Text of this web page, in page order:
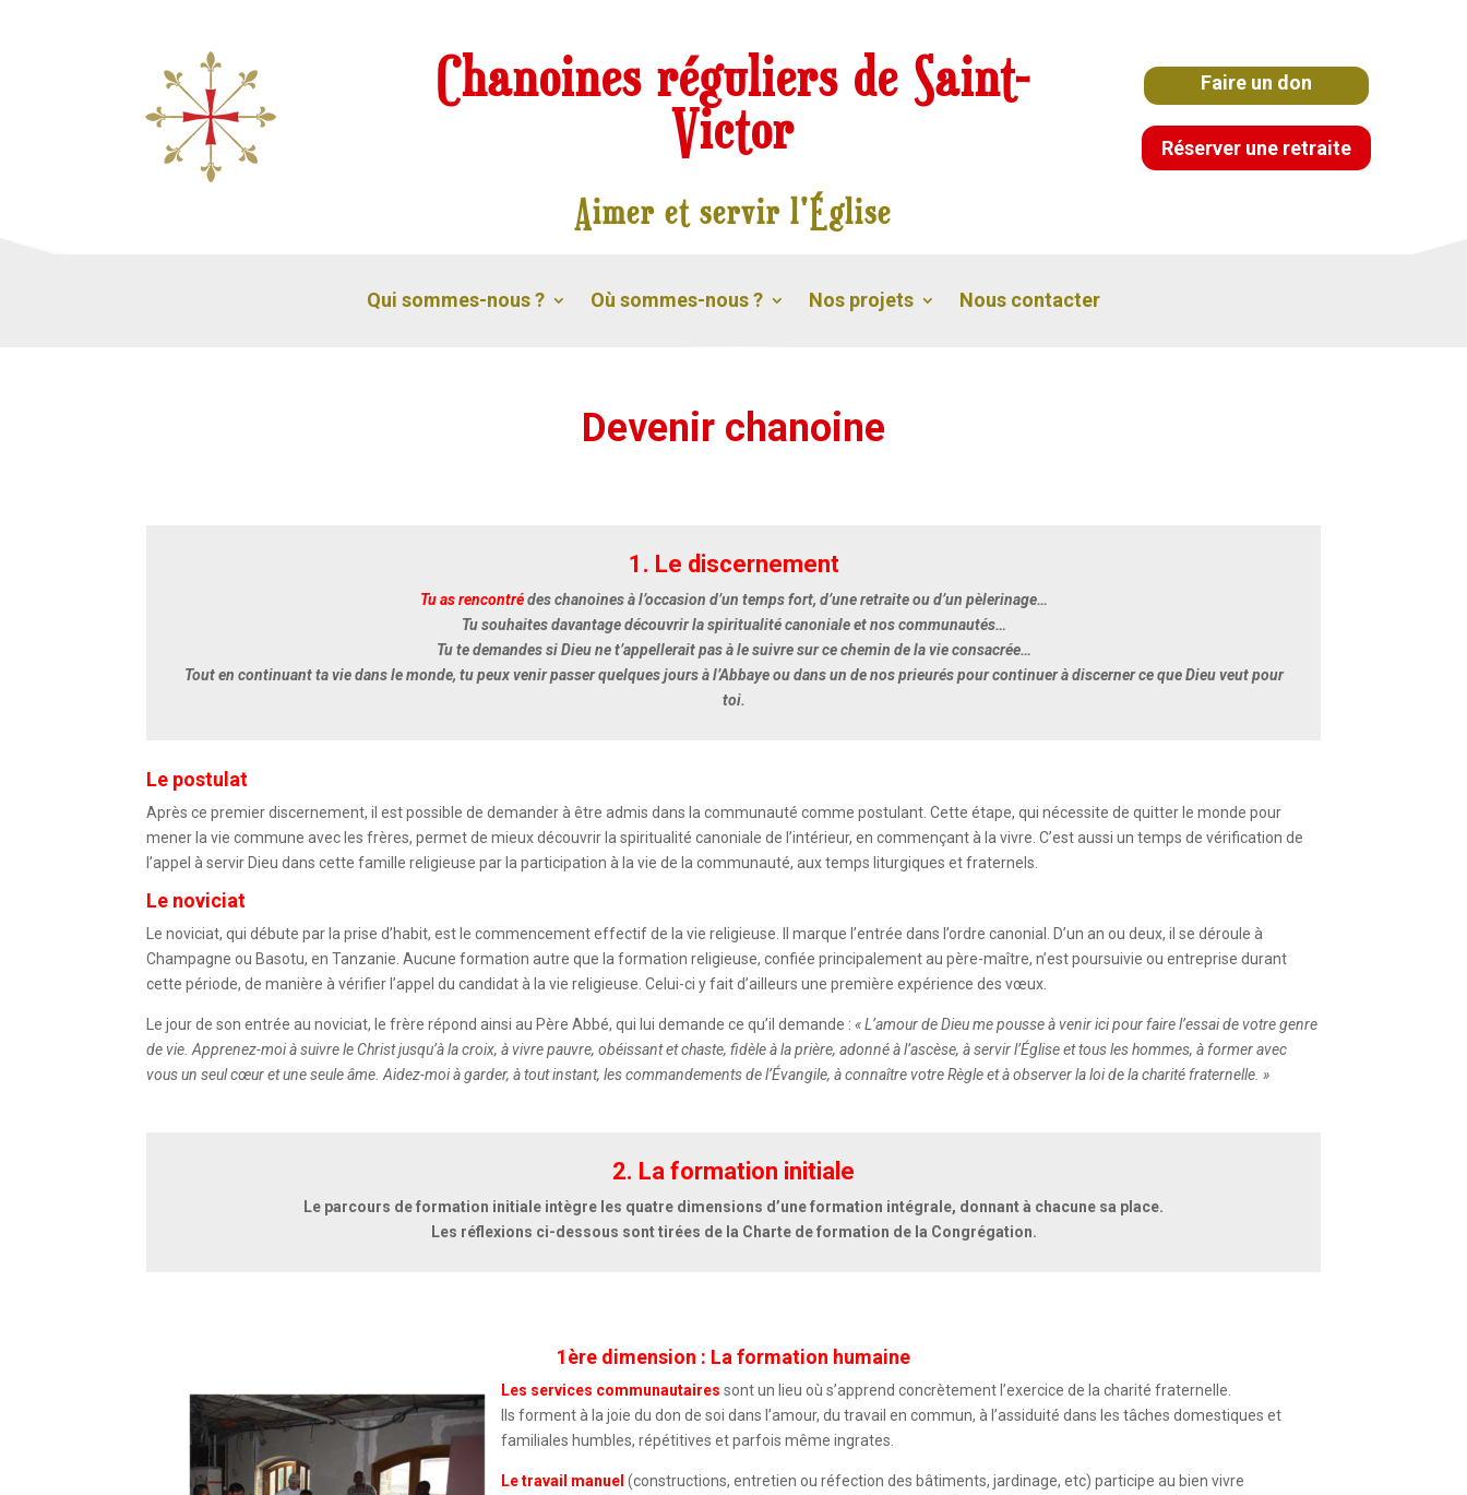
Chanoines réguliers de Saint-
Victor
Aimer et servir l'Église
Faire un don
Réserver une retraite
Qui sommes-nous ? Où sommes-nous ? Nos projets Nous contacter
Devenir chanoine
1. Le discernement
Tu as rencontrédes chanoines à l’occasion d’un temps fort, d’une retraite ou d’un pèlerinage…
Tu souhaites davantage découvrir la spiritualité canoniale et nos communautés…
Tu te demandes si Dieu ne t’appellerait pas à le suivre sur ce chemin de la vie consacrée…
Tout en continuant ta vie dans le monde, tu peux venir passer quelques jours à l’Abbaye ou dans un de nos prieurés pour continuer à discerner ce que Dieu veut pour
toi.
Le postulat
Après ce premier discernement, il est possible de demander à être admis dans la communauté comme postulant. Cette étape, qui nécessite de quitter le monde pour
mener la vie commune avec les frères, permet de mieux découvrir la spiritualité canoniale de l’intérieur, en commençant à la vivre. C’est aussi un temps de vérification de
l’appel à servir Dieu dans cette famille religieuse par la participation à la vie de la communauté, aux temps liturgiques et fraternels.
Le noviciat
Le noviciat, qui débute par la prise d’habit, est le commencement effectif de la vie religieuse. Il marque l’entrée dans l’ordre canonial. D’un an ou deux, il se déroule à
Champagne ou Basotu, en Tanzanie. Aucune formation autre que la formation religieuse, confiée principalement au père-maître, n’est poursuivie ou entreprise durant
cette période, de manière à vérifier l’appel du candidat à la vie religieuse. Celui-ci y fait d’ailleurs une première expérience des vœux.
Le jour de son entrée au noviciat, le frère répond ainsi au Père Abbé, qui lui demande ce qu’il demande :« L’amour de Dieu me pousse à venir ici pour faire l’essai de votre genre
de vie. Apprenez-moi à suivre le Christ jusqu’à la croix, à vivre pauvre, obéissant et chaste, fidèle à la prière, adonné à l’ascèse, à servir l’Église et tous les hommes, à former avec
vous un seul cœur et une seule âme. Aidez-moi à garder, à tout instant, les commandements de l’Évangile, à connaître votre Règle et à observer la loi de la charité fraternelle. »
2. La formation initiale
Le parcours de formation initiale intègre les quatre dimensions d’une formation intégrale, donnant à chacune sa place.
Les réflexions ci-dessous sont tirées de la Charte de formation de la Congrégation.
1ère dimension : La formation humaine
Les services communautaires sont un lieu où s’apprend concrètement l’exercice de la charité fraternelle.
Ils forment à la joie du don de soi dans l’amour, du travail en commun, à l’assiduité dans les tâches domestiques et
familiales humbles, répétitives et parfois même ingrates.
Le travail manuel (constructions, entretien ou réfection des bâtiments, jardinage, etc) participe au bien vivre